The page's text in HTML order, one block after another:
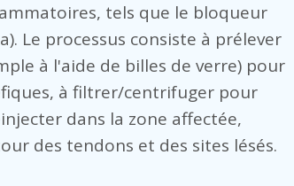
tels que le bloqueur
Le processus consiste à prélever
à l'aide de billes de verre) pour
à filtrer/centrifuger pour
dans la zone affectée,
des tendons et des sites lésés.